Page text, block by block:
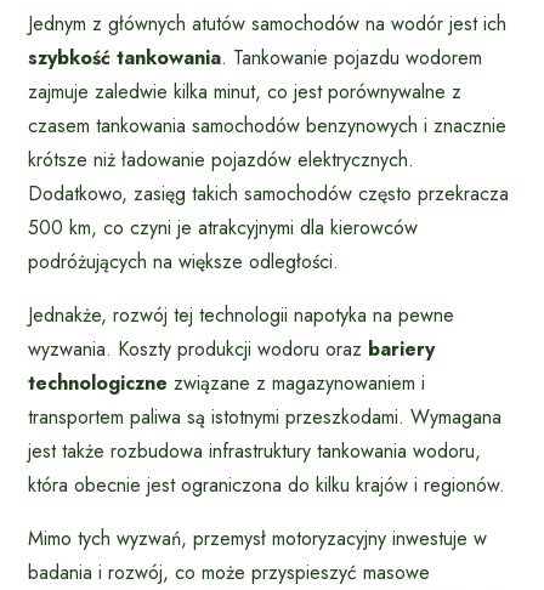
Jednym z głównych atutów samochodów na wodór jest ich
szybkość tankowania. Tankowanie pojazdu wodorem
zajmuje zaledwie kilka minut, co jest porównywalne z
czasem tankowania samochodów benzynowych i znacznie
krótsze niż ładowanie pojazdów elektrycznych.
Dodatkowo, zasięg takich samochodów często przekracza
500 km, co czyni je atrakcyjnymi dla kierowców
podróżujących na większe odległości.
Jednakże, rozwój tej technologii napotyka na pewne
wyzwania. Koszty produkcji wodoru oraz bariery
technologiczne związane z magazynowaniem i
transportem paliwa są istotnymi przeszkodami. Wymagana
jest także rozbudowa infrastruktury tankowania wodoru,
która obecnie jest ograniczona do kilku krajów i regionów.
Mimo tych wyzwań, przemysł motoryzacyjny inwestuje w
badania i rozwój, co może przyspieszyć masowe